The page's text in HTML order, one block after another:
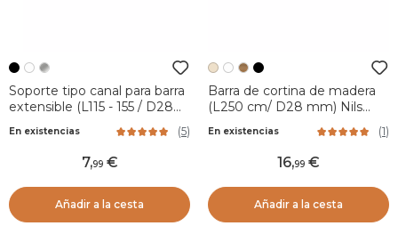
Soporte tipo canal para barra
extensible (L115 - 155 / D28
En existencias (5)
7,99
Añadir a la cesta
Barra de cortina de madera
(L250 cm/ D28 mm) Nils
En existencias (1)
16,99
Añadir a la cesta